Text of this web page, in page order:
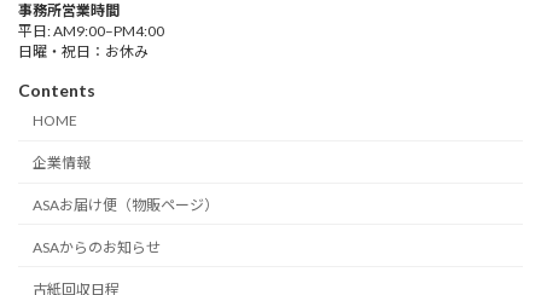
事務所営業時間
平日: AM9:00–PM4:00
日曜・祝日：お休み
Contents
HOME
企業情報
ASAお届け便（物販ページ）
ASAからのお知らせ
古紙回収日程